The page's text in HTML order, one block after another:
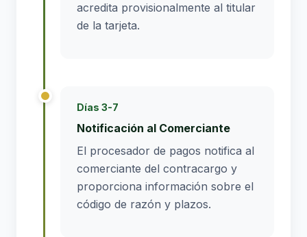
acredita provisionalmente al titular
de la tarjeta.
Días 3-7
Notificación al Comerciante
El procesador de pagos notifica al
comerciante del contracargo y
proporciona información sobre el
código de razón y plazos.